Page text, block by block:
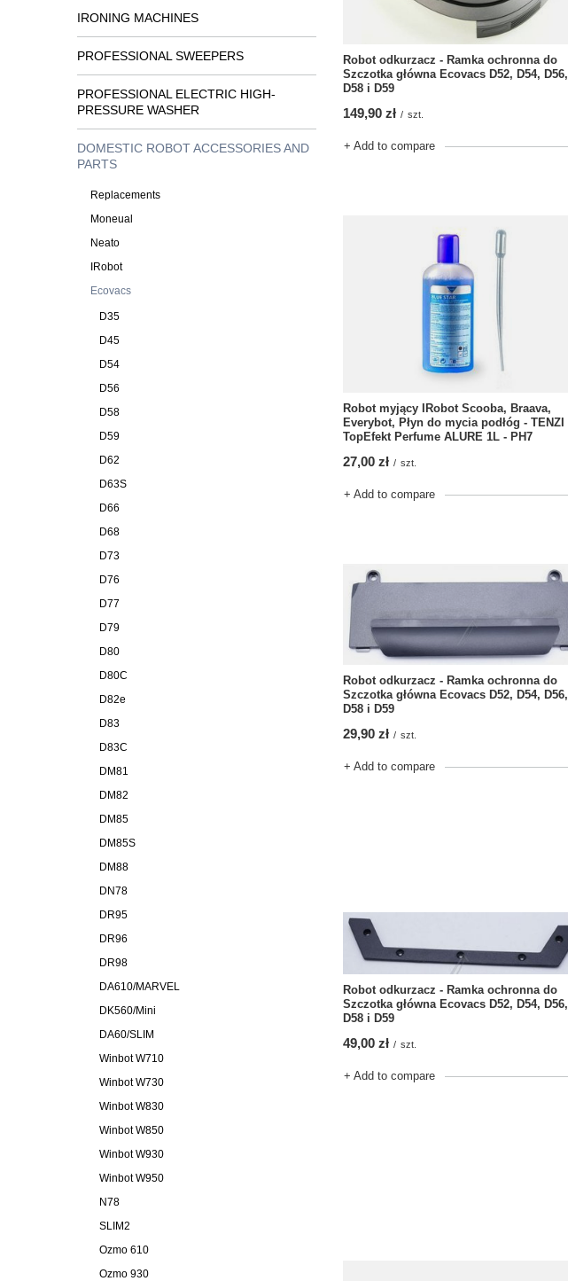
IRONING MACHINES
PROFESSIONAL SWEEPERS
PROFESSIONAL ELECTRIC HIGH-
PRESSURE WASHER
DOMESTIC ROBOT ACCESSORIES AND
PARTS
Replacements
Moneual
Neato
IRobot
Ecovacs
D35
D45
D54
D56
D58
D59
D62
D63S
D66
D68
D73
D76
D77
D79
D80
D80C
D82e
D83
D83C
DM81
DM82
DM85
DM85S
DM88
DN78
DR95
DR96
DR98
DA610/MARVEL
DK560/Mini
DA60/SLIM
Winbot W710
Winbot W730
Winbot W830
Winbot W850
Winbot W930
Winbot W950
N78
SLIM2
Ozmo 610
Ozmo 930
Robot odkurzacz - Ramka ochronna do
Szczotka główna Ecovacs D52, D54, D56,
D58 i D59
149,90 zł / szt.
+ Add to compare
Robot myjący IRobot Scooba, Braava,
Everybot, Płyn do mycia podłóg - TENZI
TopEfekt Perfume ALURE 1L - PH7
27,00 zł / szt.
+ Add to compare
Robot odkurzacz - Ramka ochronna do
Szczotka główna Ecovacs D52, D54, D56,
D58 i D59
29,90 zł / szt.
+ Add to compare
Robot odkurzacz - Ramka ochronna do
Szczotka główna Ecovacs D52, D54, D56,
D58 i D59
49,00 zł / szt.
+ Add to compare